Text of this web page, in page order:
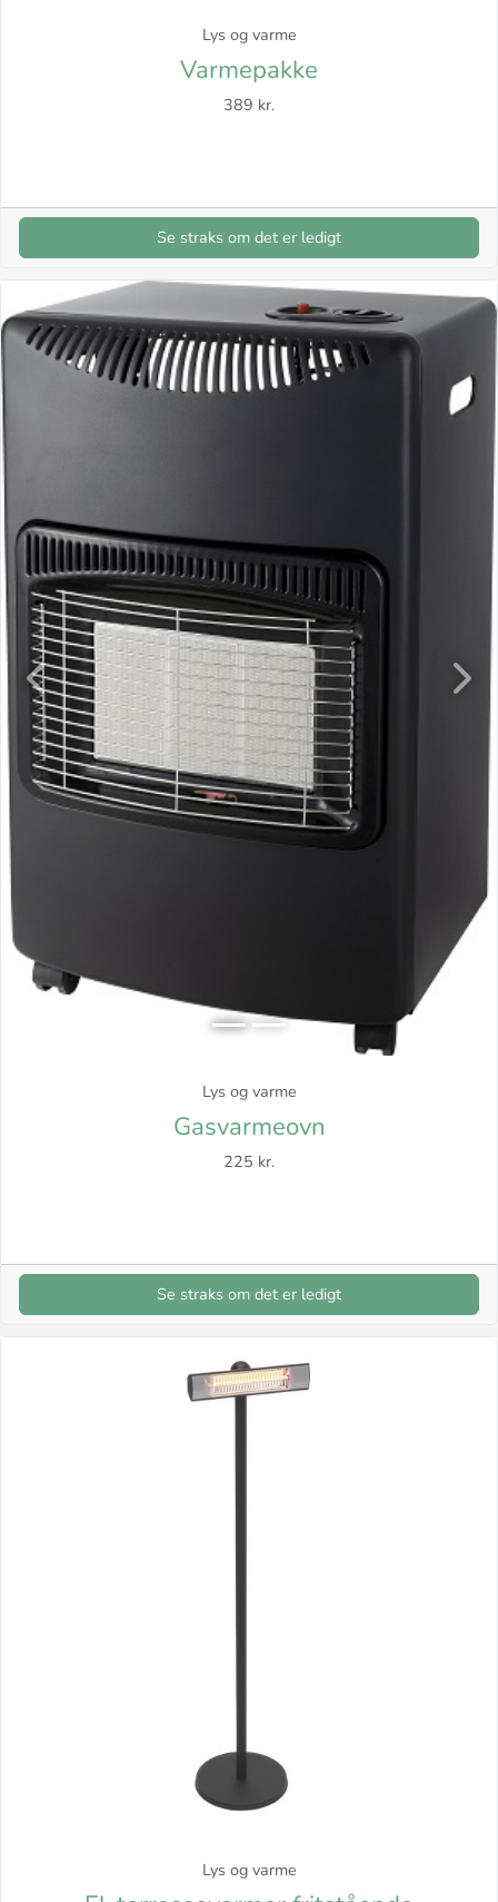
Lys og varme
Varmepakke
389 kr.
Se straks om det er ledigt
Previous Next
Lys og varme
Gasvarmeovn
225 kr.
Se straks om det er ledigt
Lys og varme